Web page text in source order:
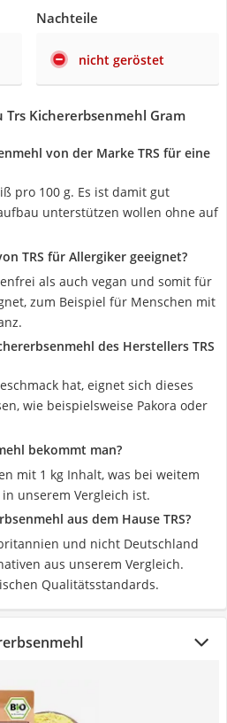
Nachteile
nicht geröstet
Kichererbsenmehl Gram
von der Marke TRS für eine
pro 100 g. Es ist damit gut
unterstützen wollen ohne auf
TRS für Allergiker geeignet?
als auch vegan und somit für
zum Beispiel für Menschen mit
des Herstellers TRS
hat, eignet sich dieses
wie beispielsweise Pakora oder
bekommt man?
mit 1 kg Inhalt, was bei weitem
unserem Vergleich ist.
aus dem Hause TRS?
und nicht Deutschland
aus unserem Vergleich.
Qualitätsstandards.